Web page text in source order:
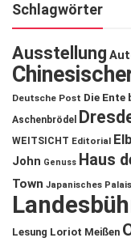
Schlagwörter
Ausstellung
Deutsche Post Die Ente
Aschenbrödel
WEITSICHT Editorial
John Genuss Haus
Town Japanisches Palais
Lesung Loriot Meißen